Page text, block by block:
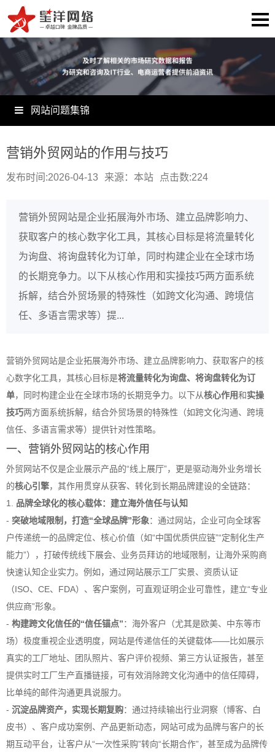
网站问题集锦
营销外贸网站的作用与技巧
发布时间:2026-04-13 来源：本站 点击数:224
营销外贸网站是企业拓展海外市场、建立品牌影响力、
获取客户的核心数字化工具，其核心目标是将流量转化
为询盘、将询盘转化为订单，同时构建企业在全球市场
的长期竞争力。以下从核心作用和实操技巧两方面系统
拆解，结合外贸场景的特殊性（如跨文化沟通、跨境信
任、多语言需求等）提...
营销外贸网站是企业拓展海外市场、建立品牌影响力、获取客户的核
心数字化工具，其核心目标是将流量转化为询盘、将询盘转化为订
单，同时构建企业在全球市场的长期竞争力。以下从核心作用和实操
技巧两方面系统拆解，结合外贸场景的特殊性（如跨文化沟通、跨境
信任、多语言需求等）提供针对性策略。
一、营销外贸网站的核心作用
外贸网站不仅是企业展示产品的“线上展厅”，更是驱动海外业务增长
的核心引擎，其作用贯穿从获客、转化到长期品牌建设的全链路：
1. 品牌全球化的核心载体：建立海外信任与认知
- 突破地域限制，打造“全球品牌”形象：通过网站，企业可向全球客
户传递统一的品牌定位、核心价值（如“中国优质供应链”“定制化生产
能力”），打破传统线下展会、业务员拜访的地域限制，让海外采购商
快速认知企业实力。例如，通过网站展示工厂实景、资质认证
（ISO、CE、FDA）、客户案例，可直观证明企业可靠性，建立“专业
供应商”形象。
- 构建跨文化信任的“信任锚点”：海外客户（尤其是欧美、中东等市
场）极度重视企业透明度，网站是传递信任的关键载体——比如展示
真实的工厂地址、团队照片、客户评价视频、第三方认证报告，甚至
提供实时工厂生产直播链接，可有效消除跨文化沟通中的信任障碍，
比单纯的邮件沟通更具说服力。
- 沉淀品牌资产，实现长期复购：通过持续输出行业洞察（博客、白
皮书）、客户成功案例、产品更新动态，网站可成为品牌与客户的长
期互动平台，让客户从“一次性采购”转向“长期合作”，甚至成为品牌传